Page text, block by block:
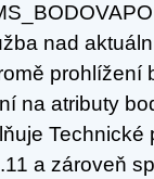
nad
prohlížení
na atributy
Technické
a zároveň